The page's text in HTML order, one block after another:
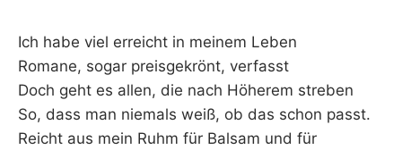
Ich habe viel erreicht in meinem Leben
Romane, sogar preisgekrönt, verfasst
Doch geht es allen, die nach Höherem streben
So, dass man niemals weiß, ob das schon passt.
Reicht aus mein Ruhm für Balsam und für